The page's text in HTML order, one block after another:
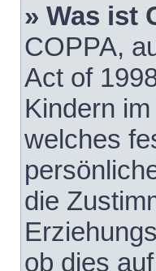
» Was ist
COPPA,
Act of
Kindern
welches
die
ob dies